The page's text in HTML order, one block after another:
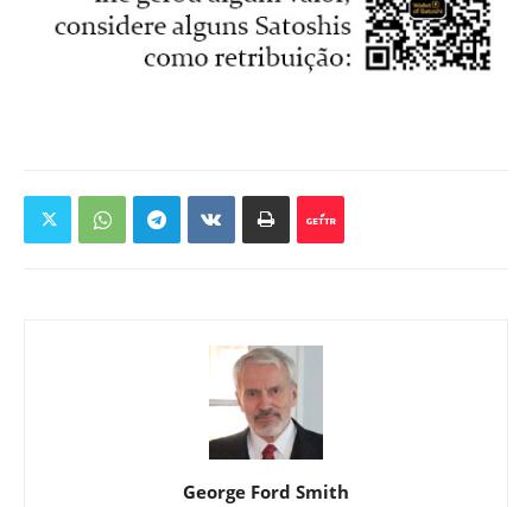
George Ford Smith